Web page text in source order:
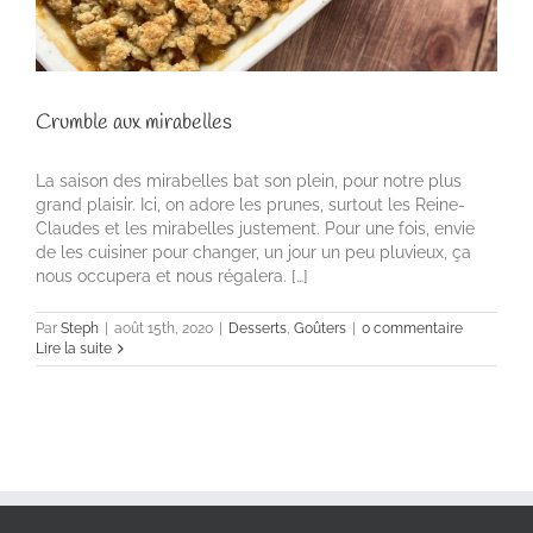
Crumble aux mirabelles
La saison des mirabelles bat son plein, pour notre plus
grand plaisir. Ici, on adore les prunes, surtout les Reine-
Claudes et les mirabelles justement. Pour une fois, envie
de les cuisiner pour changer, un jour un peu pluvieux, ça
nous occupera et nous régalera. […]
Par Steph | août 15th, 2020 | Desserts Goûters | 0 commentaire
Lire la suite